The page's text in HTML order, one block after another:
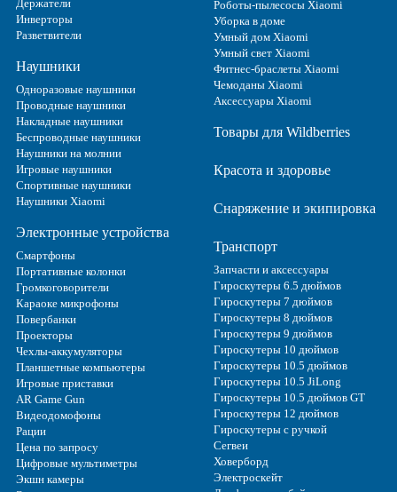
Держатели
Инверторы
Разветвители
Наушники
Одноразовые наушники
Проводные наушники
Накладные наушники
Беспроводные наушники
Наушники на молнии
Игровые наушники
Спортивные наушники
Наушники Xiaomi
Электронные устройства
Смартфоны
Портативные колонки
Громкоговорители
Караоке микрофоны
Повербанки
Проекторы
Чехлы-аккумуляторы
Планшетные компьютеры
Игровые приставки
AR Game Gun
Видеодомофоны
Рации
Цена по запросу
Цифровые мультиметры
Экшн камеры
Роботы-пылесосы Xiaomi
Уборка в доме
Умный дом Xiaomi
Умный свет Xiaomi
Фитнес-браслеты Xiaomi
Чемоданы Xiaomi
Аксессуары Xiaomi
Товары для Wildberries
Красота и здоровье
Снаряжение и экипировка
Транспорт
Запчасти и аксессуары
Гироскутеры 6.5 дюймов
Гироскутеры 7 дюймов
Гироскутеры 8 дюймов
Гироскутеры 9 дюймов
Гироскутеры 10 дюймов
Гироскутеры 10.5 дюймов
Гироскутеры 10.5 JiLong
Гироскутеры 10.5 дюймов GT
Гироскутеры 12 дюймов
Гироскутеры с ручкой
Сегвеи
Ховерборд
Электроскейт